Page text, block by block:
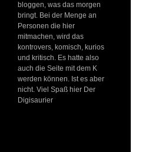
bloggen, was das morgen
bringt. Bei der Menge an
Personen die hier
mitmachen, wird das
kontrovers, komisch, kurios
und kritisch. Es hatte also
auch die Seite mit dem K
werden können. Ist es aber
nicht. Viel Spaß hier Der
Digisaurier